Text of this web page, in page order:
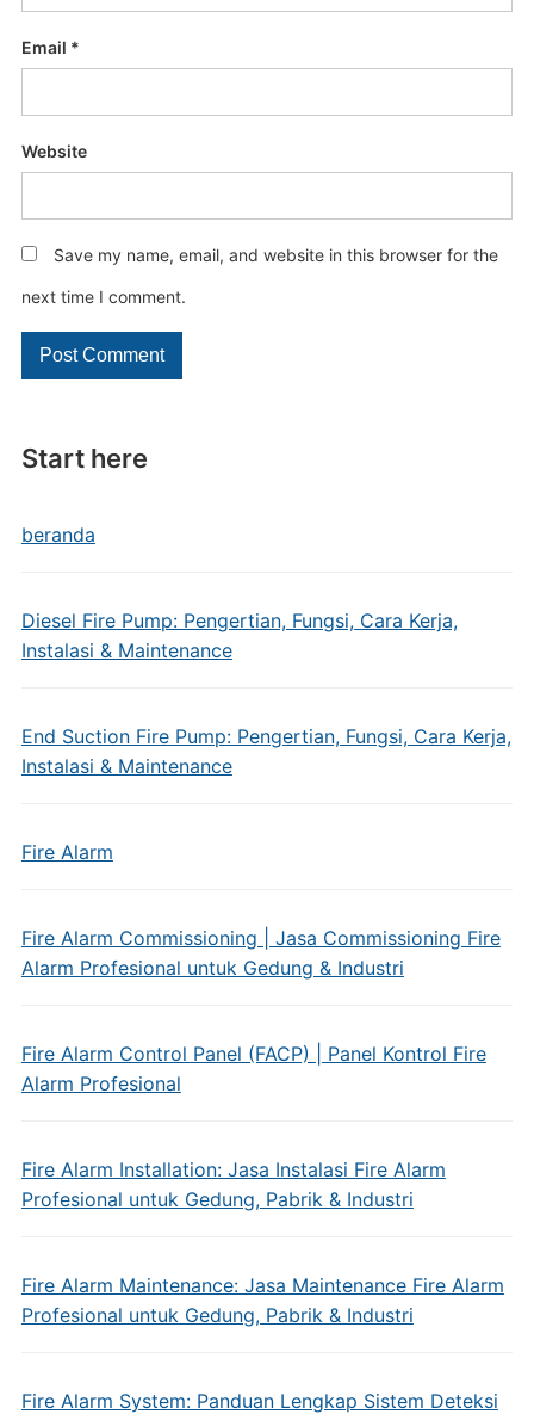
Start here
beranda
Diesel Fire Pump: Pengertian, Fungsi, Cara Kerja,
Instalasi & Maintenance
End Suction Fire Pump: Pengertian, Fungsi, Cara Kerja,
Instalasi & Maintenance
Fire Alarm
Fire Alarm Commissioning | Jasa Commissioning Fire
Alarm Profesional untuk Gedung & Industri
Fire Alarm Control Panel (FACP) | Panel Kontrol Fire
Alarm Profesional
Fire Alarm Installation: Jasa Instalasi Fire Alarm
Profesional untuk Gedung, Pabrik & Industri
Fire Alarm Maintenance: Jasa Maintenance Fire Alarm
Profesional untuk Gedung, Pabrik & Industri
Fire Alarm System: Panduan Lengkap Sistem Deteksi
Email *
Website
Save my name, email, and website in this browser for the
next time I comment.